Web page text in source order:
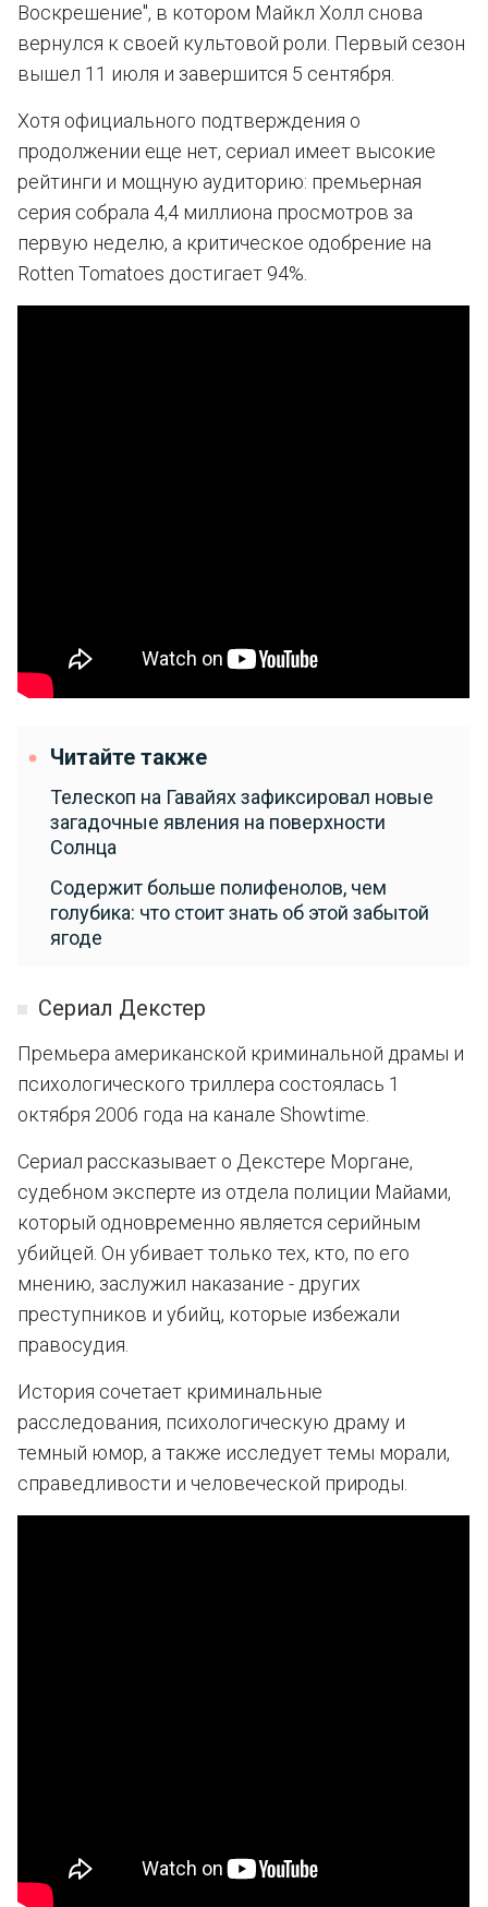
Воскрешение", в котором Майкл Холл снова
вернулся к своей культовой роли. Первый сезон
вышел 11 июля и завершится 5 сентября.
Хотя официального подтверждения о
продолжении еще нет, сериал имеет высокие
рейтинги и мощную аудиторию: премьерная
серия собрала 4,4 миллиона просмотров за
первую неделю, а критическое одобрение на
Rotten Tomatoes достигает 94%.
Читайте также
Телескоп на Гавайях зафиксировал новые
загадочные явления на поверхности
Солнца
Содержит больше полифенолов, чем
голубика: что стоит знать об этой забытой
ягоде
Сериал Декстер
Премьера американской криминальной драмы и
психологического триллера состоялась 1
октября 2006 года на канале Showtime.
Сериал рассказывает о Декстере Моргане,
судебном эксперте из отдела полиции Майами,
который одновременно является серийным
убийцей. Он убивает только тех, кто, по его
мнению, заслужил наказание - других
преступников и убийц, которые избежали
правосудия.
История сочетает криминальные
расследования, психологическую драму и
темный юмор, а также исследует темы морали,
справедливости и человеческой природы.